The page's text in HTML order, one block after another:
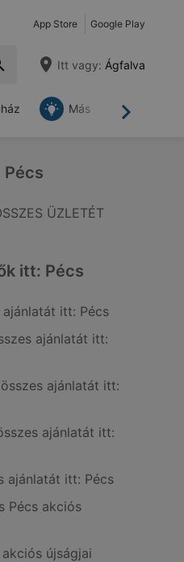
App Store Google Play
Itt vagy: Ágfalva
Tovább
Más
ÜZLETÉT
itt: Pécs
itt: Pécs
ajánlatát itt:
ajánlatát itt:
ajánlatát itt:
ajánlatát itt: Pécs
Pécs akciós
újságjai